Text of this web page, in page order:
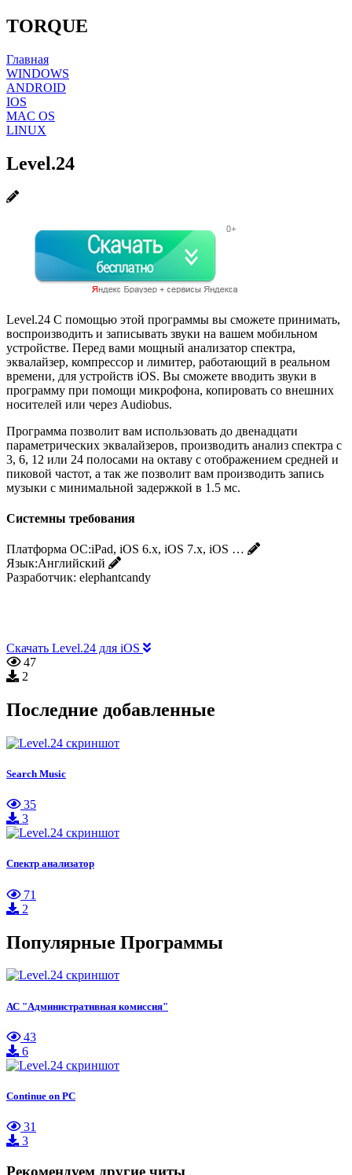
TORQUE
Главная
WINDOWS
ANDROID
IOS
MAC OS
LINUX
Level.24
Level.24 С помощью этой программы вы сможете принимать,
воспроизводить и записывать звуки на вашем мобильном
устройстве. Перед вами мощный анализатор спектра,
эквалайзер, компрессор и лимитер, работающий в реальном
времени, для устройств iOS. Вы сможете вводить звуки в
программу при помощи микрофона, копировать со внешних
носителей или через Audiobus.
Программа позволит вам использовать до двенадцати
параметрических эквалайзеров, производить анализ спектра с
3, 6, 12 или 24 полосами на октаву с отображением средней и
пиковой частот, а так же позволит вам производить запись
музыки с минимальной задержкой в 1.5 мс.
Системны требования
Платформа ОС:iPad, iOS 6.x, iOS 7.x, iOS …
Язык:Английский
Разработчик: elephantcandy
Скачать Level.24 для iOS
47
2
Последние добавленные
Search Music
35
3
Спектр анализатор
71
2
Популярные Программы
АС "Административная комиссия"
43
6
Continue on PC
31
3
Рекомендуем другие читы